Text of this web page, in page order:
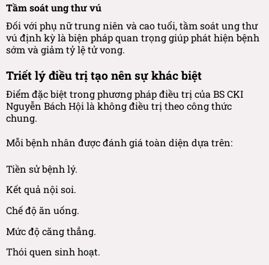
Tầm soát ung thư vú
Đối với phụ nữ trung niên và cao tuổi, tầm soát ung thư
vú định kỳ là biện pháp quan trọng giúp phát hiện bệnh
sớm và giảm tỷ lệ tử vong.
Triết lý điều trị tạo nên sự khác biệt
Điểm đặc biệt trong phương pháp điều trị của BS CKI
Nguyễn Bách Hội là không điều trị theo công thức
chung.
Mỗi bệnh nhân được đánh giá toàn diện dựa trên:
Tiền sử bệnh lý.
Kết quả nội soi.
Chế độ ăn uống.
Mức độ căng thẳng.
Thói quen sinh hoạt.